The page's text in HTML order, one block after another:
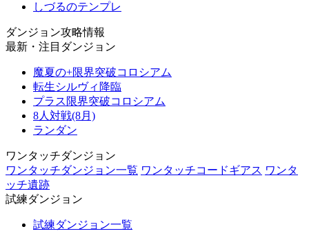
しづるのテンプレ
ダンジョン攻略情報
最新・注目ダンジョン
魔夏の+限界突破コロシアム
転生シルヴィ降臨
プラス限界突破コロシアム
8人対戦(8月)
ランダン
ワンタッチダンジョン
ワンタッチダンジョン一覧 ワンタッチコードギアス ワンタ
ッチ遺跡
試練ダンジョン
試練ダンジョン一覧